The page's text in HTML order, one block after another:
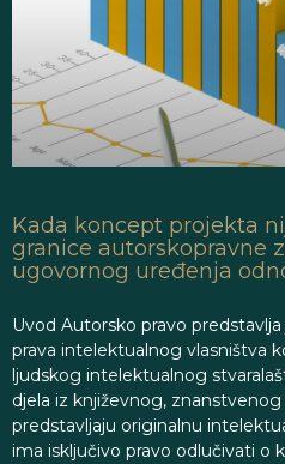
Kada koncept projekta
granice autorskopravne
ugovornog uređenja
Uvod Autorsko pravo
prava intelektualnog vlasništva
ljudskog intelektualnog
djela iz književnog,
predstavljaju originalnu
ima isključivo pravo odlučivati o